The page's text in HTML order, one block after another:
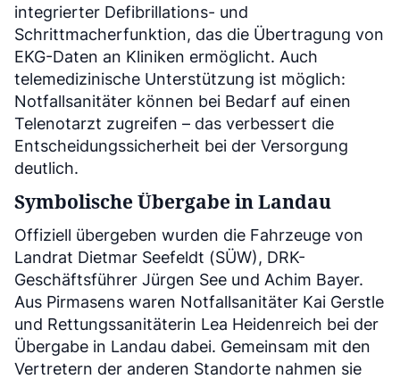
integrierter Defibrillations- und
Schrittmacherfunktion, das die Übertragung von
EKG-Daten an Kliniken ermöglicht. Auch
telemedizinische Unterstützung ist möglich:
Notfallsanitäter können bei Bedarf auf einen
Telenotarzt zugreifen – das verbessert die
Entscheidungssicherheit bei der Versorgung
deutlich.
Symbolische Übergabe in Landau
Offiziell übergeben wurden die Fahrzeuge von
Landrat Dietmar Seefeldt (SÜW), DRK-
Geschäftsführer Jürgen See und Achim Bayer.
Aus Pirmasens waren Notfallsanitäter Kai Gerstle
und Rettungssanitäterin Lea Heidenreich bei der
Übergabe in Landau dabei. Gemeinsam mit den
Vertretern der anderen Standorte nahmen sie